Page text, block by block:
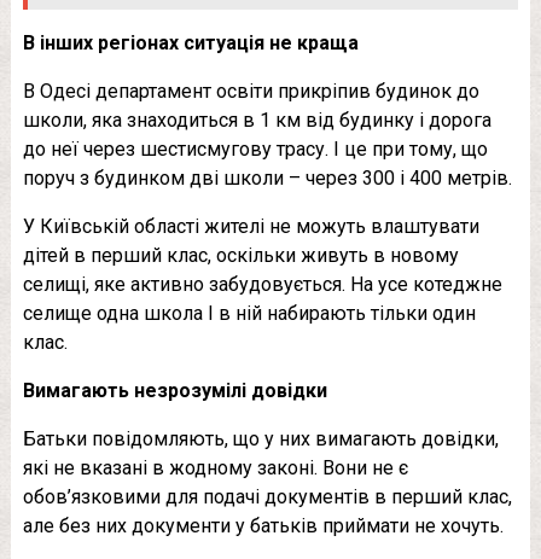
В інших регіонах ситуація не краща
В Одесі департамент освіти прикріпив будинок до
школи, яка знаходиться в 1 км від будинку і дорога
до неї через шестисмугову трасу. І це при тому, що
поруч з будинком дві школи – через 300 і 400 метрів.
У Київській області жителі не можуть влаштувати
дітей в перший клас, оскільки живуть в новому
селищі, яке активно забудовується. На усе котеджне
селище одна школа І в ній набирають тільки один
клас.
Вимагають незрозумілі довідки
Батьки повідомляють, що у них вимагають довідки,
які не вказані в жодному законі. Вони не є
обов’язковими для подачі документів в перший клас,
але без них документи у батьків приймати не хочуть.